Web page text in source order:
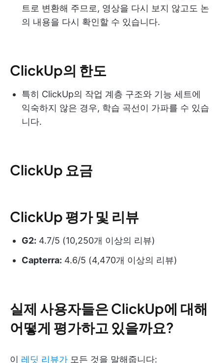
트로 변환해 주므로, 영상을 다시 보지 않고도 논
의 내용을 다시 확인할 수 있습니다.
ClickUp의 한도
특히 ClickUp의 작업 계층 구조와 기능 세트에
익숙하지 않은 경우, 학습 곡선이 가파를 수 있습
니다.
ClickUp 요금
ClickUp 평가 및 리뷰
G2: 4.7/5 (10,250개 이상의 리뷰)
Capterra: 4.6/5 (4,470개 이상의 리뷰)
실제 사용자들은 ClickUp에 대해
어떻게 평가하고 있을까요?
이 레딧 리뷰가 모든 것을 말해줍니다: